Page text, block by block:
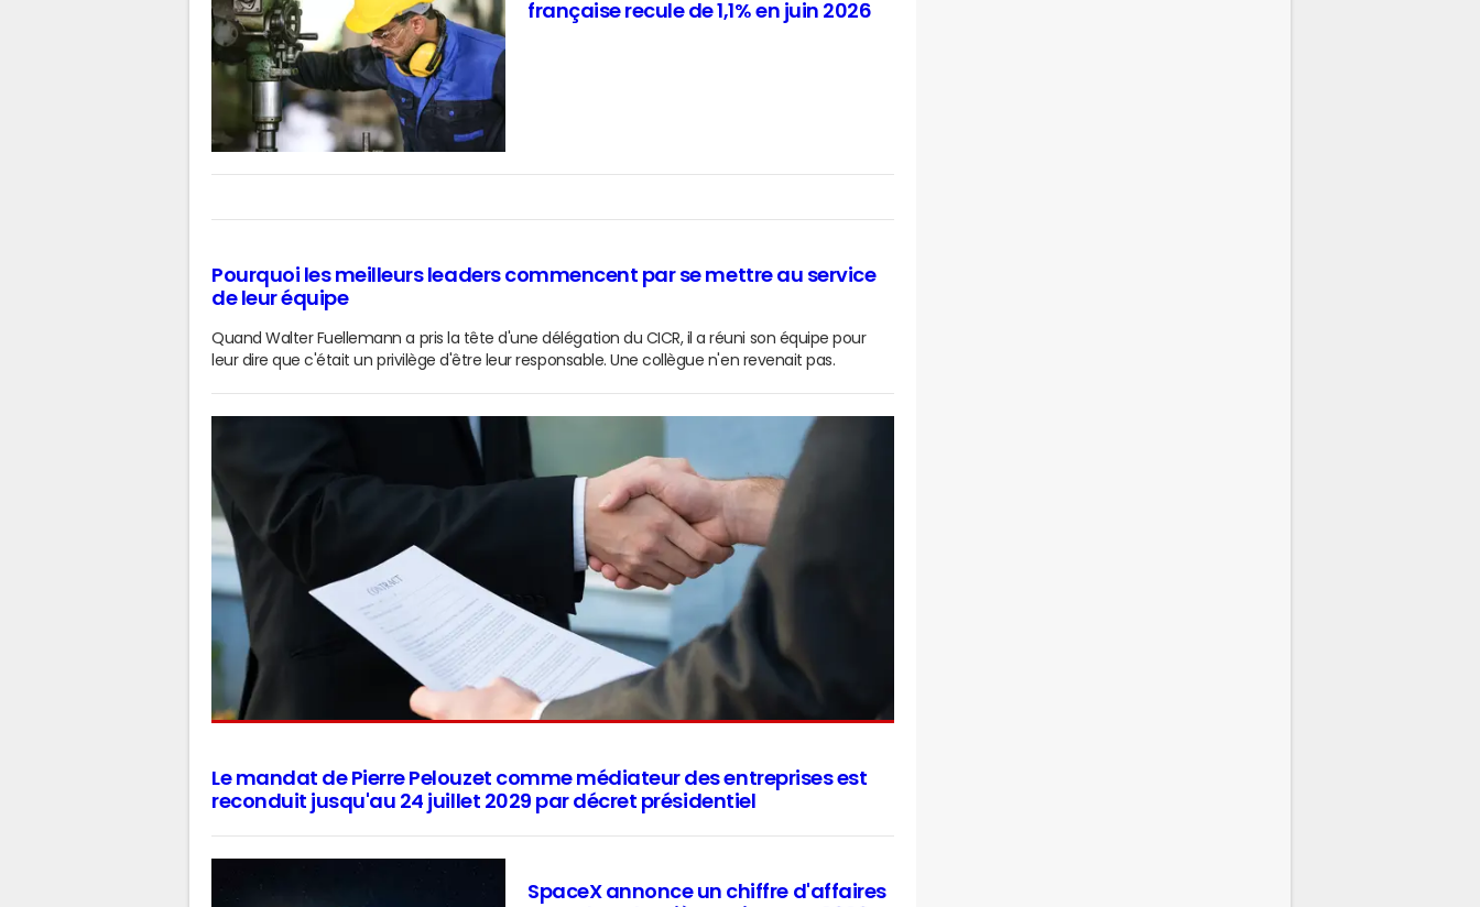
française recule de 1,1% en juin 2026
Pourquoi les meilleurs leaders commencent par se mettre au service
de leur équipe
Quand Walter Fuellemann a pris la tête d'une délégation du CICR, il a réuni son équipe pour
leur dire que c'était un privilège d'être leur responsable. Une collègue n'en revenait pas.
Le mandat de Pierre Pelouzet comme médiateur des entreprises est
reconduit jusqu'au 24 juillet 2029 par décret présidentiel
SpaceX annonce un chiffre d'affaires